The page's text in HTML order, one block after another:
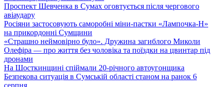
Проспект Шевченка в Сумах оговтується після чергового
авіаудару
Росіяни застосовують саморобні міни-пастки «Лампочка-Н»
на прикордонні Сумщини
«Страшно неймовірно було». Дружина загиблого Миколи
Олефіра — про життя без чоловіка та поїздки на цвинтар під
дронами
На Шосткинщині спіймали 20-річного автоугонщика
Безпекова ситуація в Сумській області станом на ранок 6
серпня